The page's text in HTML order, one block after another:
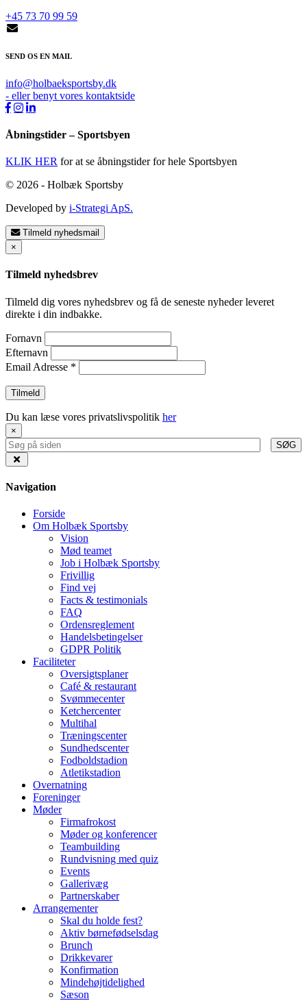
+45 73 70 99 59
SEND OS EN MAIL
info@holbaeksportsby.dk
- eller benyt vores kontaktside
Åbningstider – Sportsbyen
KLIK HER for at se åbningstider for hele Sportsbyen
© 2026 - Holbæk Sportsby
Developed by i-Strategi ApS.
Tilmeld nyhedsmail
×
Tilmeld nyhedsbrev
Tilmeld dig vores nyhedsbrev og få de seneste nyheder leveret
direkte i din indbakke.
Fornavn
Efternavn
Email Adresse *
Du kan læse vores privatslivspolitik her
×
SØG
Navigation
Forside
Om Holbæk Sportsby
Vision
Mød teamet
Job i Holbæk Sportsby
Frivillig
Find vej
Facts & testimonials
FAQ
Ordensreglement
Handelsbetingelser
GDPR Politik
Faciliteter
Oversigtsplaner
Café & restaurant
Svømmecenter
Ketchercenter
Multihal
Træningscenter
Sundhedscenter
Fodboldstadion
Atletikstadion
Overnatning
Foreninger
Møder
Firmafrokost
Møder og konferencer
Teambuilding
Rundvisning med quiz
Events
Gallerivæg
Partnerskaber
Arrangementer
Skal du holde fest?
Aktiv børnefødselsdag
Brunch
Drikkevarer
Konfirmation
Mindehøjtidelighed
Sæson